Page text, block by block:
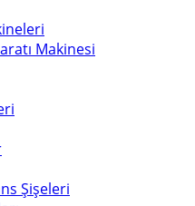
Makinesi
Şişeleri